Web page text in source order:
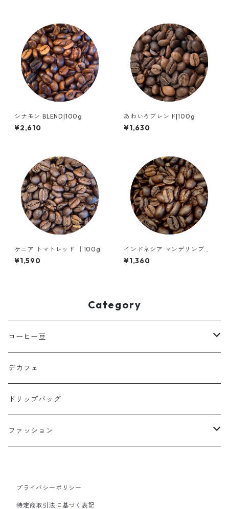
シナモン BLEND|100g
¥2,610
あわいろブレンド|100g
¥1,630
ケニア トマトレッド ｜100g
¥1,590
インドネシア マンデリンブル
ーバタック｜100g
¥1,360
Category
コーヒー豆
100g
200g
デカフェ
ドリップバッグ
ファッション
ジップ有り：裏起毛
Tシャツ
プライバシーポリシー
特定商取引法に基づく表記